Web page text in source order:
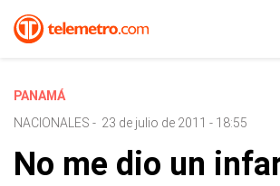
PANAMÁ
NACIONALES - 23 de julio de 2011 - 18:55
No me dio un